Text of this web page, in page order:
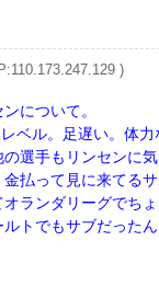
)
ンについて。
ベル。足遅い。体力
選手もリンセンに
金払って見に来てる
オランダリーグでち
ルトでもサブだった